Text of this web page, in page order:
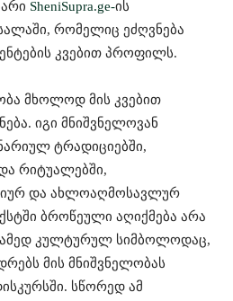
SheniSupra.ge-ის
რომელიც ეძღვნება
კვებით პროფილს.
მხოლოდ მის კვებით
იგი მნიშვნელოვან
ტრადიციებში,
რიტუალებში,
და ახლოაღმოსავლურ
ბროწეული აღიქმება არა
კულტურულ სიმბოლოდაც,
მის მნიშვნელობას
სწორედ ამ